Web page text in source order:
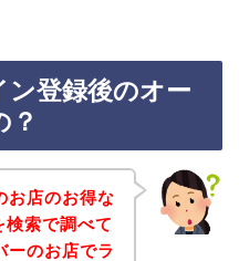
登録後のオー
？
お店のお得な
索で調べて
ーのお店でラ